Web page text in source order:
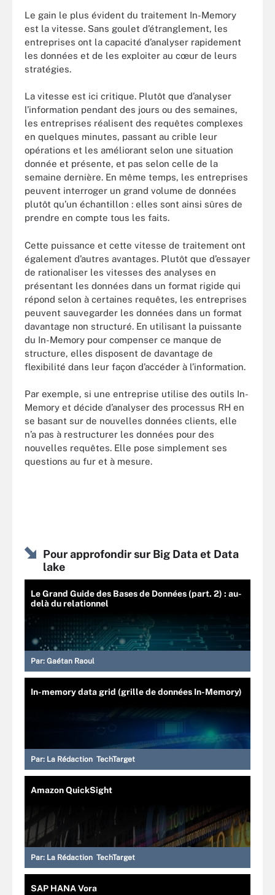
Le gain le plus évident du traitement In-Memory
est la vitesse. Sans goulet d’étranglement, les
entreprises ont la capacité d’analyser rapidement
les données et de les exploiter au cœur de leurs
stratégies.
La vitesse est ici critique. Plutôt que d’analyser
l’information pendant des jours ou des semaines,
les entreprises réalisent des requêtes complexes
en quelques minutes, passant au crible leur
opérations et les améliorant selon une situation
donnée et présente, et pas selon celle de la
semaine dernière. En même temps, les entreprises
peuvent interroger un grand volume de données
plutôt qu’un échantillon : elles sont ainsi sûres de
prendre en compte tous les faits.
Cette puissance et cette vitesse de traitement ont
également d’autres avantages. Plutôt que d’essayer
de rationaliser les vitesses des analyses en
présentant les données dans un format rigide qui
répond selon à certaines requêtes, les entreprises
peuvent sauvegarder les données dans un format
davantage non structuré. En utilisant la puissante
du In-Memory pour compenser ce manque de
structure, elles disposent de davantage de
flexibilité dans leur façon d’accéder à l’information.
Par exemple, si une entreprise utilise des outils In-
Memory et décide d’analyser des processus RH en
se basant sur de nouvelles données clients, elle
n’a pas à restructurer les données pour des
nouvelles requêtes. Elle pose simplement ses
questions au fur et à mesure.
Pour approfondir sur Big Data et Data
lake
Le Grand Guide des Bases de Données (part. 2) : au-
delà du relationnel
Par: Gaétan Raoul
In-memory data grid (grille de données In-Memory)
Par: La Rédaction TechTarget
Amazon QuickSight
Par: La Rédaction TechTarget
SAP HANA Vora